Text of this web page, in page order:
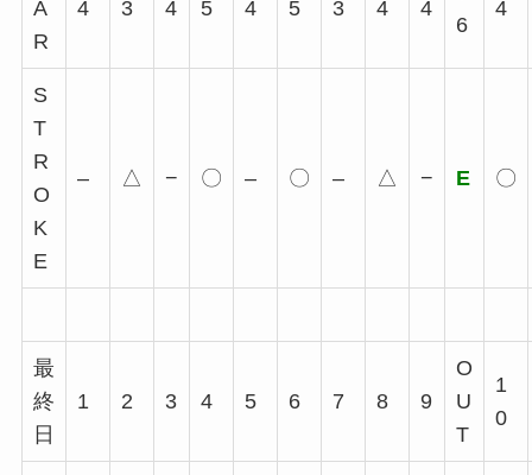
A
R
4 3 4 5 4 5 3 4 4
6
4
S
T
R
O
K
E
– △ − 〇 – 〇 – △ − E 〇
最
終
日
1 2 3 4 5 6 7 8 9
O
U
T
1
0